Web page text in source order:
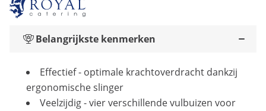
Belangrijkste kenmerken
Effectief - optimale krachtoverdracht dankzij
ergonomische slinger
Veelzijdig - vier verschillende vulbuizen voor